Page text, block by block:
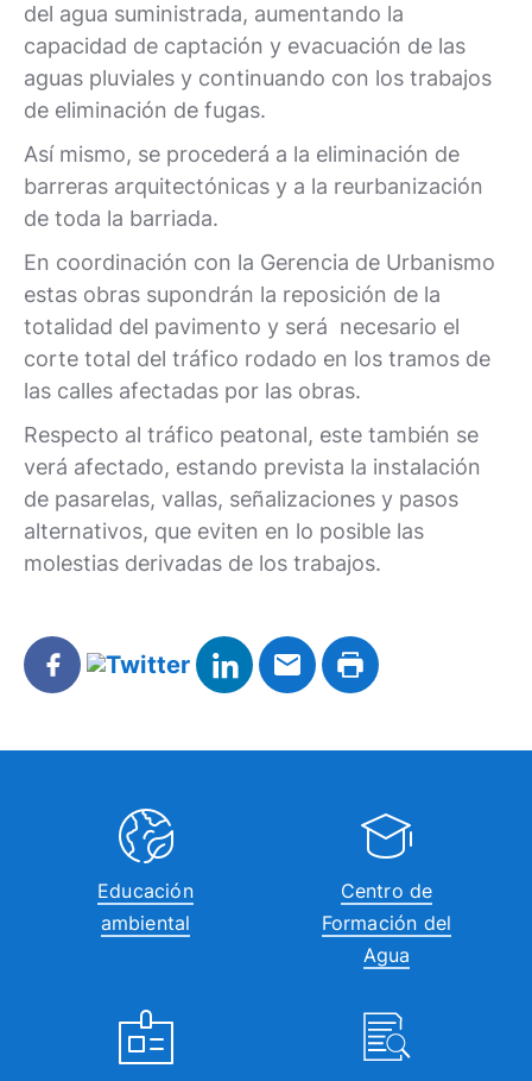
del agua suministrada, aumentando la
capacidad de captación y evacuación de las
aguas pluviales y continuando con los trabajos
de eliminación de fugas.
Así mismo, se procederá a la eliminación de
barreras arquitectónicas y a la reurbanización
de toda la barriada.
En coordinación con la Gerencia de Urbanismo
estas obras supondrán la reposición de la
totalidad del pavimento y será necesario el
corte total del tráfico rodado en los tramos de
las calles afectadas por las obras.
Respecto al tráfico peatonal, este también se
verá afectado, estando prevista la instalación
de pasarelas, vallas, señalizaciones y pasos
alternativos, que eviten en lo posible las
molestias derivadas de los trabajos.
Educación
ambiental
Centro de
Formación del
Agua